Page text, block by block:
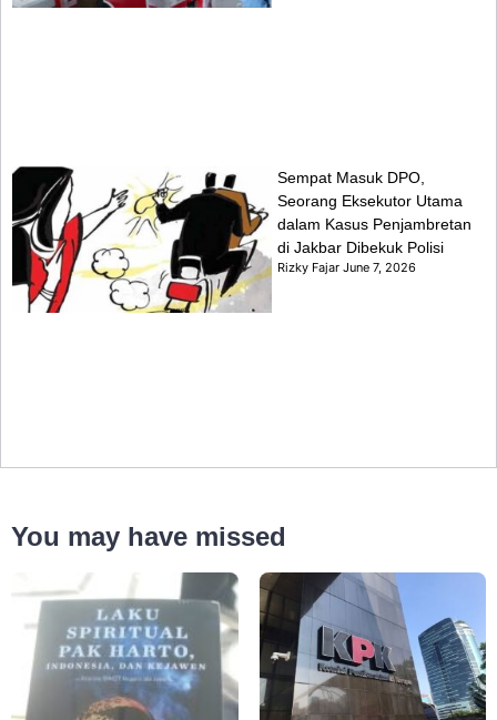
Sempat Masuk DPO,
Seorang Eksekutor Utama
dalam Kasus Penjambretan
di Jakbar Dibekuk Polisi
Rizky FajarJune 7, 2026
You may have missed